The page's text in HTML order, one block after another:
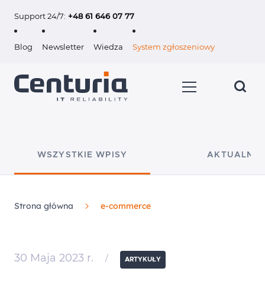
Support 24/7: +48 61 646 07 77
Blog Newsletter Wiedza System zgłoszeniowy
Usługi
Klienci
Kariera
WSZYSTKIE WPISY
Strona główna e-commerce
30 Maja 2023 r. / ARTYKUŁY